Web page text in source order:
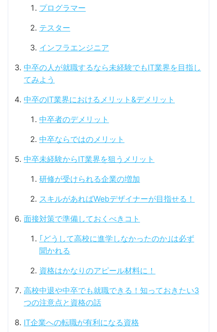
プログラマー
テスター
インフラエンジニア
中卒の人が就職するなら未経験でもIT業界を目指し
てみよう
中卒のIT業界におけるメリット&デメリット
中卒者のデメリット
中卒ならではのメリット
中卒未経験からIT業界を狙うメリット
研修が受けられる企業の増加
スキルがあればWebデザイナーが目指せる！
面接対策で準備しておくべきコト
｢どうして高校に進学しなかったのか｣は必ず
聞かれる
資格はかなりのアピール材料に！
高校中退や中卒でも就職できる！知っておきたい3
つの注意点と資格の話
IT企業への転職が有利になる資格